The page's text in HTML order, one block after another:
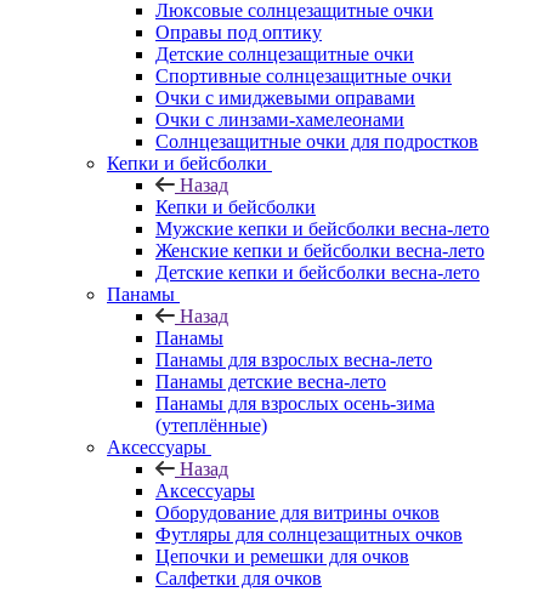
Люксовые солнцезащитные очки
Оправы под оптику
Детские солнцезащитные очки
Спортивные солнцезащитные очки
Очки с имиджевыми оправами
Очки с линзами-хамелеонами
Солнцезащитные очки для подростков
Кепки и бейсболки
Назад
Кепки и бейсболки
Мужские кепки и бейсболки весна-лето
Женские кепки и бейсболки весна-лето
Детские кепки и бейсболки весна-лето
Панамы
Назад
Панамы
Панамы для взрослых весна-лето
Панамы детские весна-лето
Панамы для взрослых осень-зима
(утеплённые)
Аксессуары
Назад
Аксессуары
Оборудование для витрины очков
Футляры для солнцезащитных очков
Цепочки и ремешки для очков
Салфетки для очков